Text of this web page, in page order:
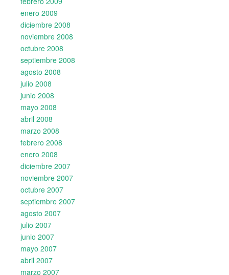
enero 2009
diciembre 2008
noviembre 2008
octubre 2008
septiembre 2008
agosto 2008
julio 2008
junio 2008
mayo 2008
abril 2008
marzo 2008
febrero 2008
enero 2008
diciembre 2007
noviembre 2007
octubre 2007
septiembre 2007
agosto 2007
julio 2007
junio 2007
mayo 2007
abril 2007
marzo 2007